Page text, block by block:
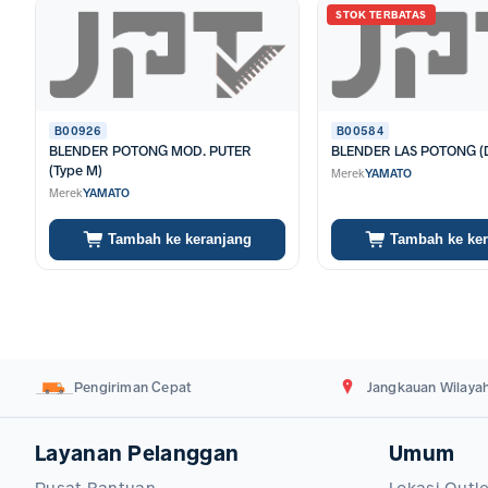
B00926
BLENDER POTONG MOD. PUTER
(Type M)
MerekYAMATO
Tambah ke keranjang
STOK TERBATAS
B00584
BLENDER LAS POTONG
MerekYAMATO
Tambah ke
Pengiriman Cepat Jangkauan
Layanan Pelanggan Umum